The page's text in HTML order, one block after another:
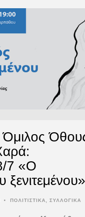
Όμιλος
7 «Ο
ξενιτεμένου»
• ΠΟΛΙΤΙΣΤΙΚΑ ΣΥΛΛΟΓΙΚΑ